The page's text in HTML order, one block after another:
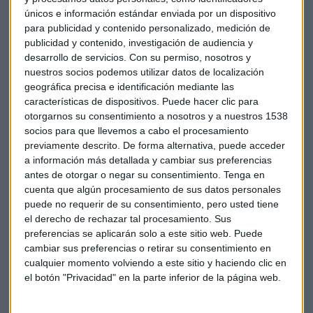
únicos e información estándar enviada por un dispositivo
para publicidad y contenido personalizado, medición de
publicidad y contenido, investigación de audiencia y
desarrollo de servicios. Con su permiso, nosotros y
nuestros socios podemos utilizar datos de localización
geográfica precisa e identificación mediante las
características de dispositivos. Puede hacer clic para
otorgarnos su consentimiento a nosotros y a nuestros 1538
socios para que llevemos a cabo el procesamiento
previamente descrito. De forma alternativa, puede acceder
a información más detallada y cambiar sus preferencias
antes de otorgar o negar su consentimiento. Tenga en
cuenta que algún procesamiento de sus datos personales
puede no requerir de su consentimiento, pero usted tiene
el derecho de rechazar tal procesamiento. Sus
preferencias se aplicarán solo a este sitio web. Puede
cambiar sus preferencias o retirar su consentimiento en
cualquier momento volviendo a este sitio y haciendo clic en
el botón "Privacidad" en la parte inferior de la página web.
módulos de baterías de vehículos eléctricos, en su centro de
excelencia Salzgitter. Dadas las ambiciosas metas que la
compañía se marca a medio plazo,la automovilística ya
negocia con Europa, China y Estados Unidos con el fin
de satisfacer sus necesidades energéticas.
Otra de las líneas de su plan estratégico de movilidad es
Roadmap E. Se trata de electrificar al completo su oferta de
vehículos.Se prevé que en el año 2025 la empresa haya
lanzado al mercado 80 nuevos modelos, 50 totalmente
eléctricos y 30 híbridos enchufables.Esto significa que
uno de cada cuatro nuevos modelos será eléctrico. "Con
'Roadmap E' estamos abriendo un nuevo capítulo en la
historia de nuestro grupo" declaró Müller. Volkswagen tiene
la intención de convertirse en líder en electromovilidad.